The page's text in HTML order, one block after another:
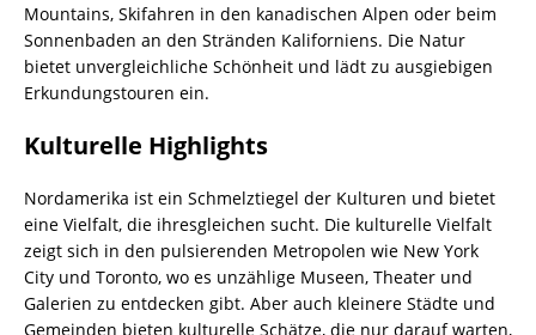
Mountains, Skifahren in den kanadischen Alpen oder beim
Sonnenbaden an den Stränden Kaliforniens. Die Natur
bietet unvergleichliche Schönheit und lädt zu ausgiebigen
Erkundungstouren ein.
Kulturelle Highlights
Nordamerika ist ein Schmelztiegel der Kulturen und bietet
eine Vielfalt, die ihresgleichen sucht. Die kulturelle Vielfalt
zeigt sich in den pulsierenden Metropolen wie New York
City und Toronto, wo es unzählige Museen, Theater und
Galerien zu entdecken gibt. Aber auch kleinere Städte und
Gemeinden bieten kulturelle Schätze, die nur darauf warten,